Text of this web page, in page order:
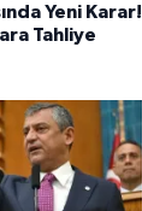
Yeni Karar!
Tahliye